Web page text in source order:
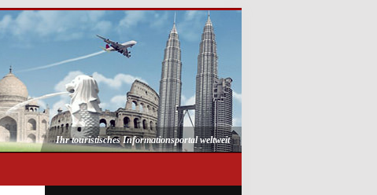
Ihr touristisches Informationsportal weltweit